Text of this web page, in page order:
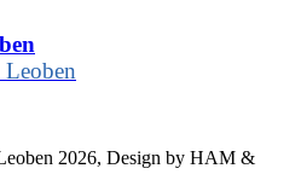
2026, Design by HAM &